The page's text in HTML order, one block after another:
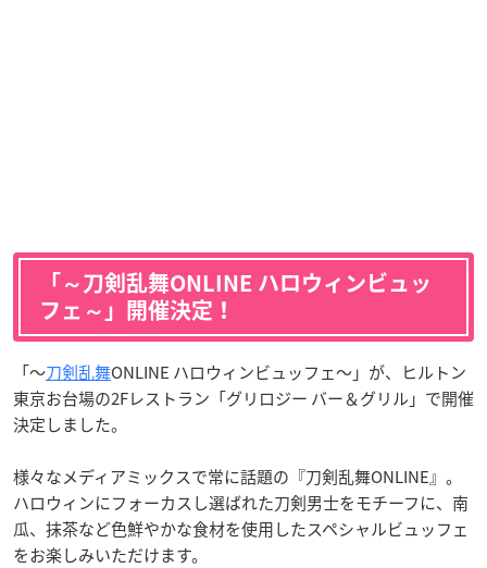
「～刀剣乱舞ONLINE ハロウィンビュッ
フェ～」開催決定！
「～刀剣乱舞ONLINE ハロウィンビュッフェ～」が、ヒルトン
東京お台場の2Fレストラン「グリロジー バー＆グリル」で開催
決定しました。
様々なメディアミックスで常に話題の『刀剣乱舞ONLINE』。
ハロウィンにフォーカスし選ばれた刀剣男士をモチーフに、南
瓜、抹茶など色鮮やかな食材を使用したスペシャルビュッフェ
をお楽しみいただけます。